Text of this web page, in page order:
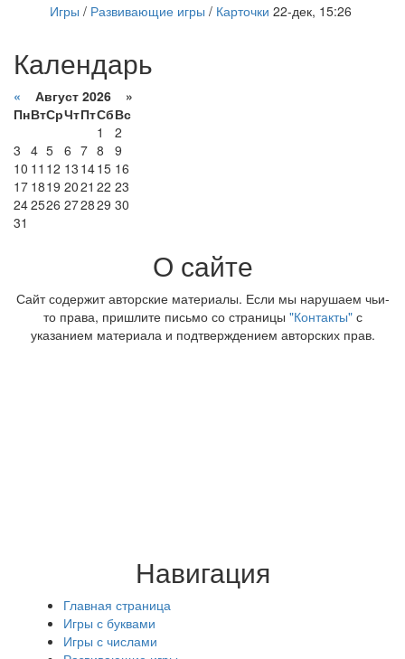
Игры / Развивающие игры / Карточки 22-дек, 15:26
Календарь
« Август 2026 »
ПнВтСрЧтПтСбВс
1
2
3 4 5 6 7 8
9
10 11 12 13 1415 16
17 1819 2021 22 23
242526 272829 30
31
О сайте
Сайт содержит авторские материалы. Если мы нарушаем чьи-
то права, пришлите письмо со страницы "Контакты"с
указанием материала и подтверждением авторских прав.
Навигация
Главная страница
Игры с буквами
Игры с числами